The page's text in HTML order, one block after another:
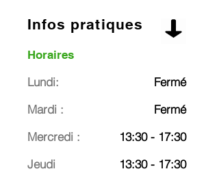
Infos pratiques
Horaires
Lundi:
Mardi :
Mercredi :
Jeudi
Fermé
Fermé
13:30 - 17:30
13:30 - 17:30